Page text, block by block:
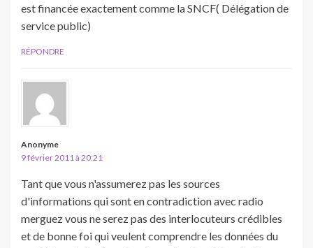
est financée exactement comme la SNCF( Délégation de
service public)
RÉPONDRE
Anonyme
9 février 2011 à 20:21
Tant que vous n'assumerez pas les sources
d'informations qui sont en contradiction avec radio
merguez vous ne serez pas des interlocuteurs crédibles
et de bonne foi qui veulent comprendre les données du